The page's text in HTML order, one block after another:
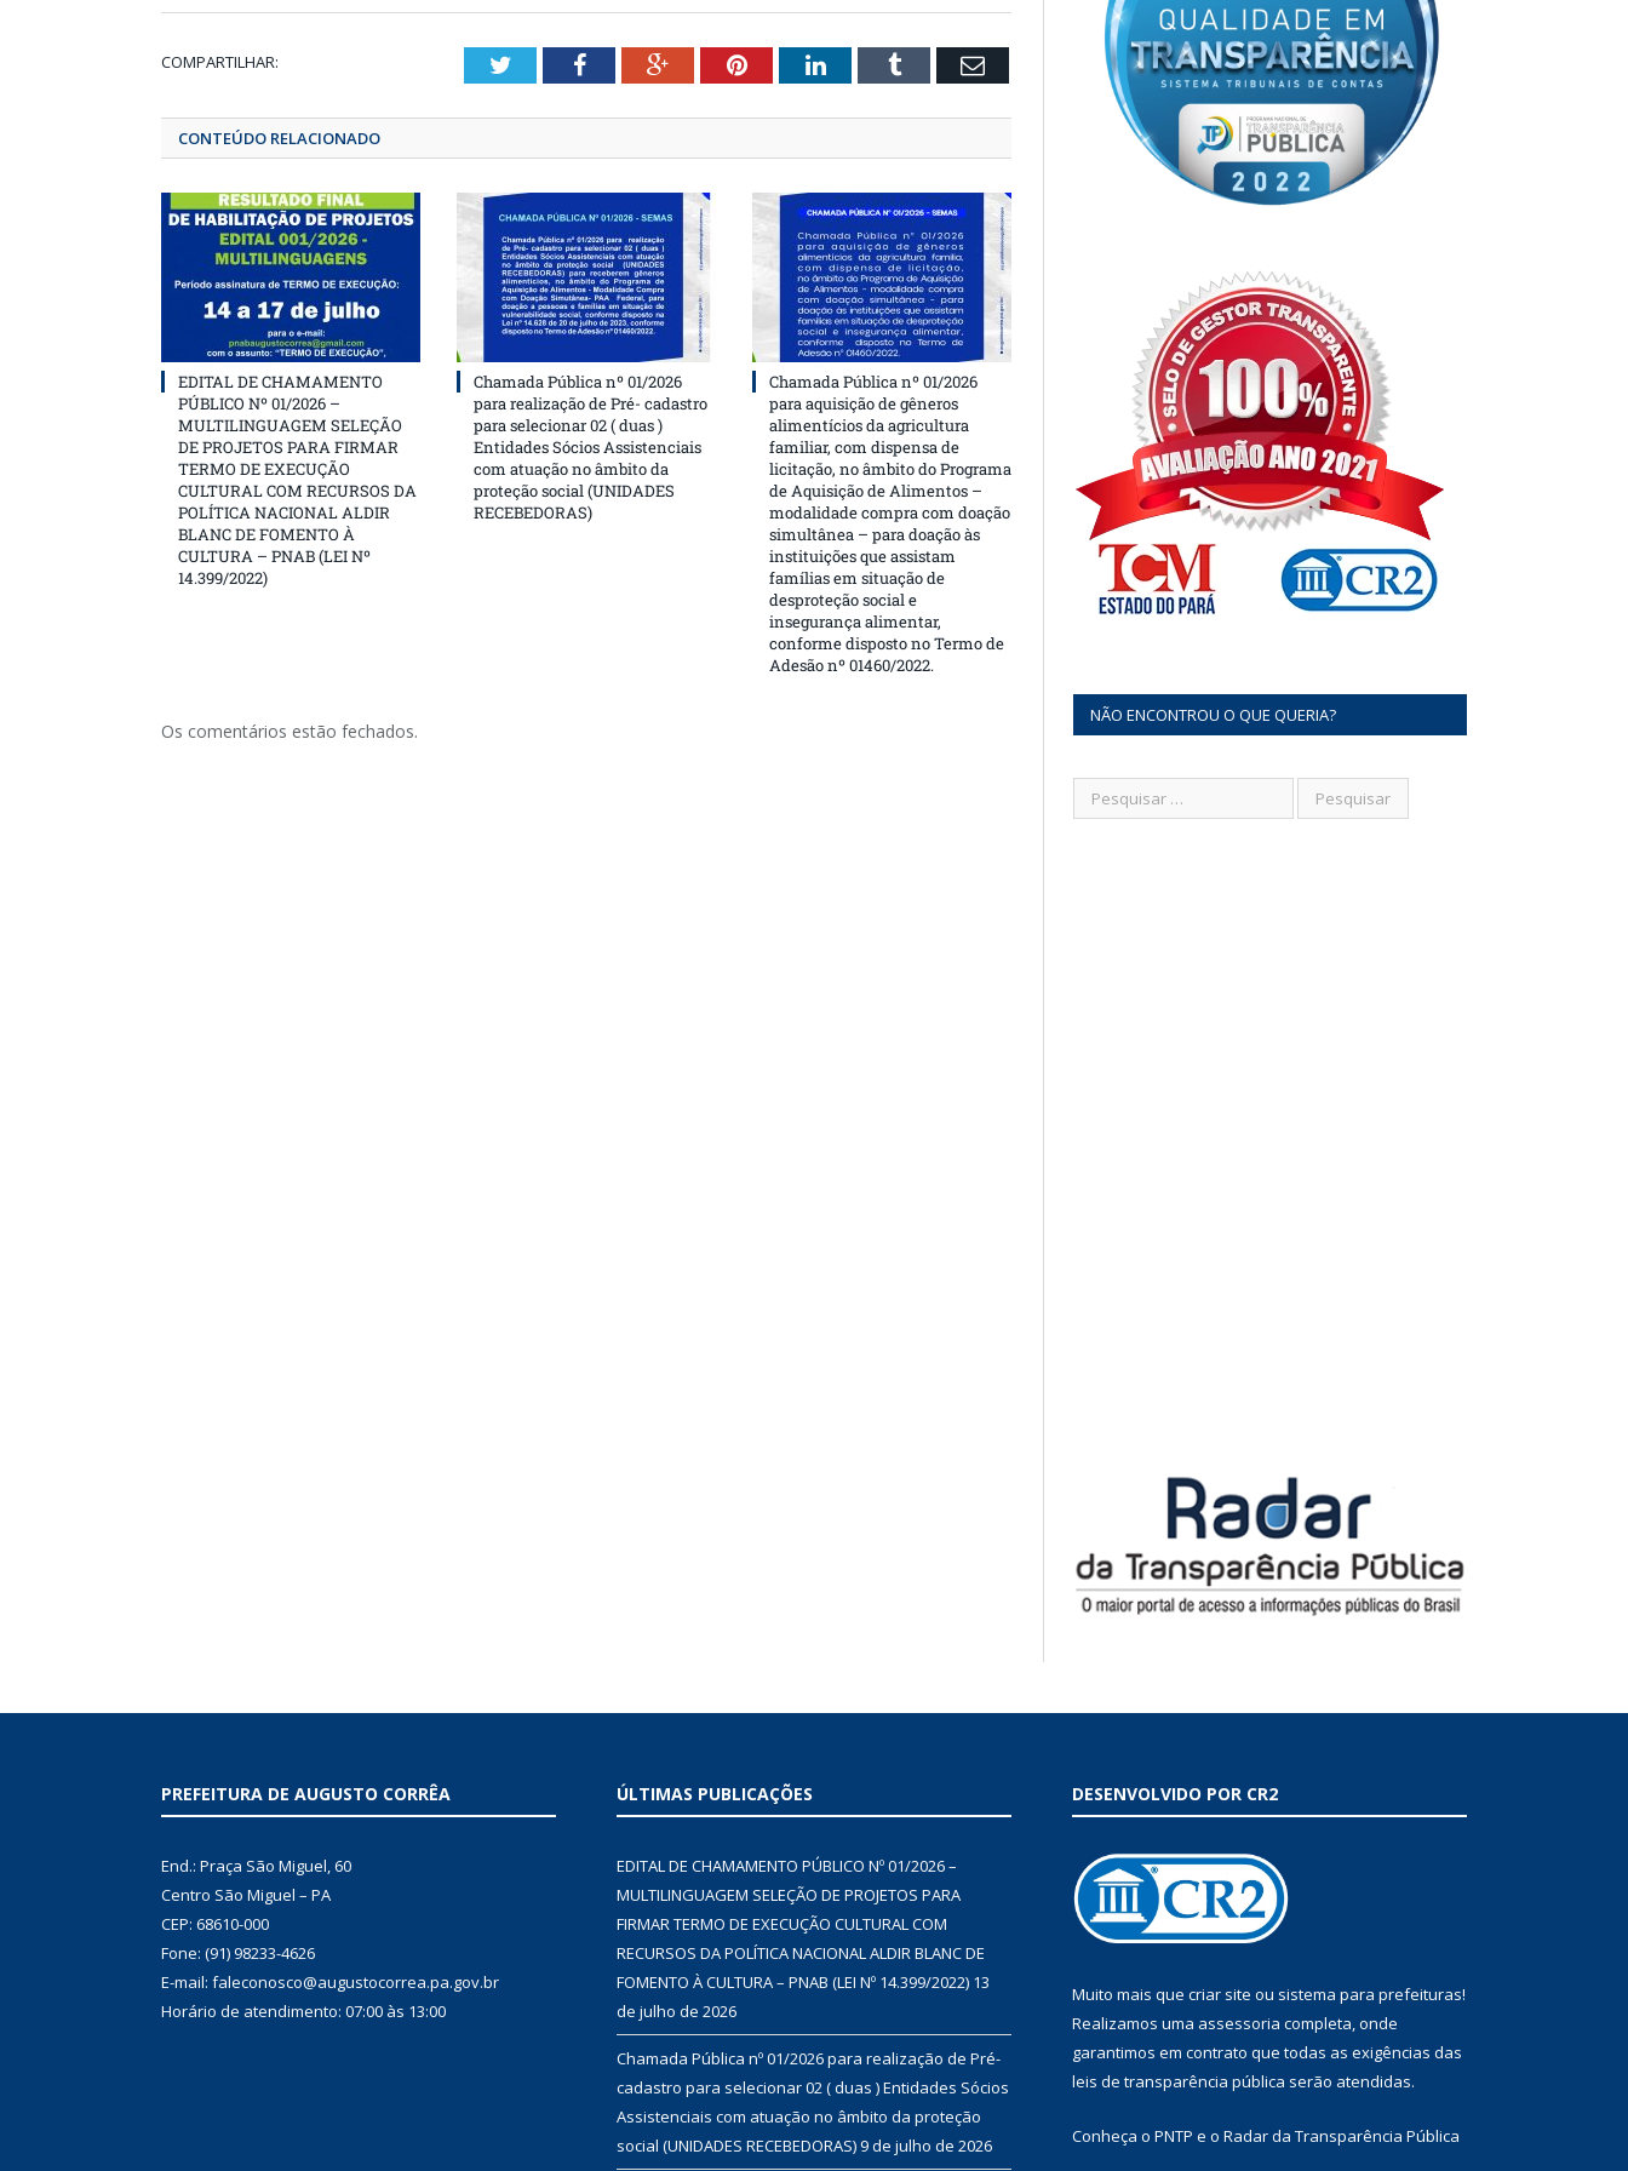
COMPARTILHAR: TwitterFacebookGoogle+Pinterest
LinkedInTumblrEmail
CONTEÚDO RELACIONADO
EDITAL DE CHAMAMENTO
PÚBLICO Nº 01/2026 –
MULTILINGUAGEM SELEÇÃO
DE PROJETOS PARA FIRMAR
TERMO DE EXECUÇÃO
CULTURAL COM RECURSOS DA
POLÍTICA NACIONAL ALDIR
BLANC DE FOMENTO À
CULTURA – PNAB (LEI Nº
14.399/2022)
Chamada Pública nº 01/2026
para realização de Pré- cadastro
para selecionar 02 ( duas )
Entidades Sócios Assistenciais
com atuação no âmbito da
proteção social (UNIDADES
RECEBEDORAS)
Chamada Pública nº 01/2026
para aquisição de gêneros
alimentícios da agricultura
familiar, com dispensa de
licitação, no âmbito do Programa
de Aquisição de Alimentos –
modalidade compra com doação
simultânea – para doação às
instituições que assistam
famílias em situação de
desproteção social e
insegurança alimentar,
conforme disposto no Termo de
Adesão nº 01460/2022.
Os comentários estão fechados.
NÃO ENCONTROU O QUE QUERIA?
PREFEITURA DE AUGUSTO CORRÊA
End.: Praça São Miguel, 60
Centro São Miguel – PA
CEP: 68610-000
Fone: (91) 98233-4626
E-mail: faleconosco@augustocorrea.pa.gov.br
Horário de atendimento: 07:00 às 13:00
ÚLTIMAS PUBLICAÇÕES
EDITAL DE CHAMAMENTO PÚBLICO Nº 01/2026 –
MULTILINGUAGEM SELEÇÃO DE PROJETOS PARA
FIRMAR TERMO DE EXECUÇÃO CULTURAL COM
RECURSOS DA POLÍTICA NACIONAL ALDIR BLANC DE
FOMENTO À CULTURA – PNAB (LEI Nº 14.399/2022) 13
de julho de 2026
Chamada Pública nº 01/2026 para realização de Pré-
cadastro para selecionar 02 ( duas ) Entidades Sócios
Assistenciais com atuação no âmbito da proteção
social (UNIDADES RECEBEDORAS)9 de julho de 2026
DESENVOLVIDO POR CR2
Muito mais que criar site ou sistema para prefeituras!
Realizamos uma assessoria completa, onde
garantimos em contrato que todas as exigências das
leis de transparência pública serão atendidas.
Conheça o PNTP e o Radar da Transparência Pública